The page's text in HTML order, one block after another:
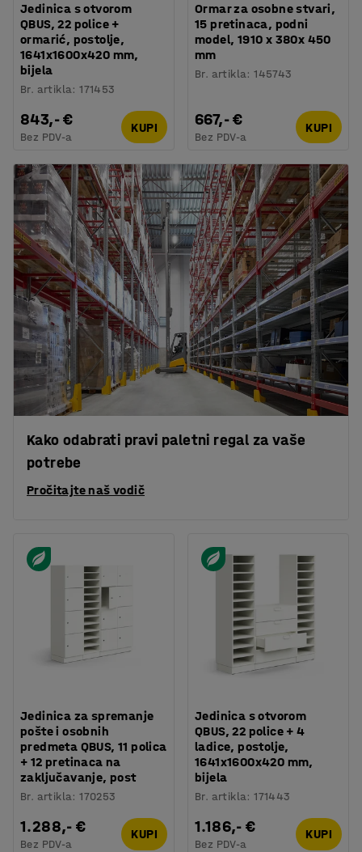
Jedinica s otvorom
QBUS, 22 police +
ormarić, postolje,
1641x1600x420 mm,
bijela
Br. artikla:171453
843,- €
Bez PDV-a
KUPI
Ormar za osobne stvari,
15 pretinaca, podni
model, 1910 x 380x 450
mm
Br. artikla:145743
667,- €
Bez PDV-a
KUPI
Kako odabrati pravi paletni regal za vaše
potrebe
Pročitajte naš vodič
Jedinica za spremanje
pošte i osobnih
predmeta QBUS, 11 polica
+ 12 pretinaca na
zaključavanje, post
Br. artikla:170253
1.288,- €
Bez PDV-a
KUPI
Jedinica s otvorom
QBUS, 22 police + 4
ladice, postolje,
1641x1600x420 mm,
bijela
Br. artikla:171443
1.186,- €
Bez PDV-a
KUPI